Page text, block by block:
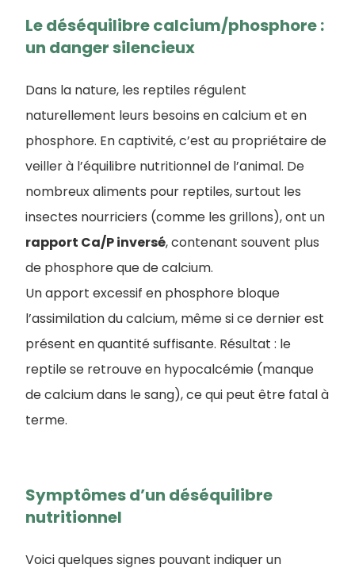
Le déséquilibre calcium/phosphore :
un danger silencieux
Dans la nature, les reptiles régulent
naturellement leurs besoins en calcium et en
phosphore. En captivité, c’est au propriétaire de
veiller à l’équilibre nutritionnel de l’animal. De
nombreux aliments pour reptiles, surtout les
insectes nourriciers (comme les grillons), ont un
rapport Ca/P inversé, contenant souvent plus
de phosphore que de calcium.
Un apport excessif en phosphore bloque
l’assimilation du calcium, même si ce dernier est
présent en quantité suffisante. Résultat : le
reptile se retrouve en hypocalcémie (manque
de calcium dans le sang), ce qui peut être fatal à
terme.
Symptômes d’un déséquilibre
nutritionnel
Voici quelques signes pouvant indiquer un